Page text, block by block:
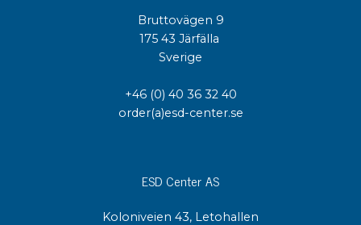
Bruttovägen 9
175 43 Järfälla
Sverige
+46 (0) 40 36 32 40
order(a)esd-center.se
ESD Center AS
Koloniveien 43, Letohallen